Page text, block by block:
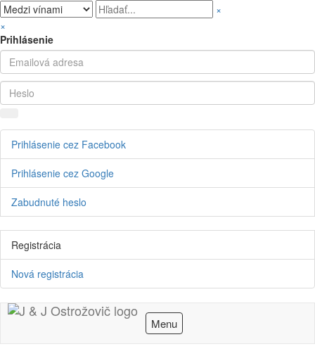
×
×
Prihlásenie
Prihlásenie cez Facebook
Prihlásenie cez Google
Zabudnuté heslo
Registrácia
Nová registrácia
Menu